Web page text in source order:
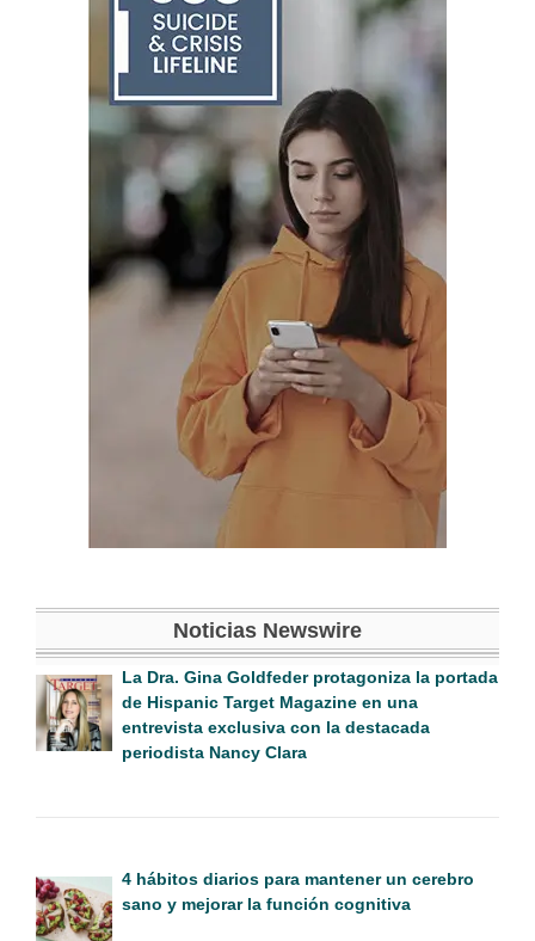
Noticias Newswire
La Dra. Gina Goldfeder protagoniza la portada
de Hispanic Target Magazine en una
entrevista exclusiva con la destacada
periodista Nancy Clara
4 hábitos diarios para mantener un cerebro
sano y mejorar la función cognitiva